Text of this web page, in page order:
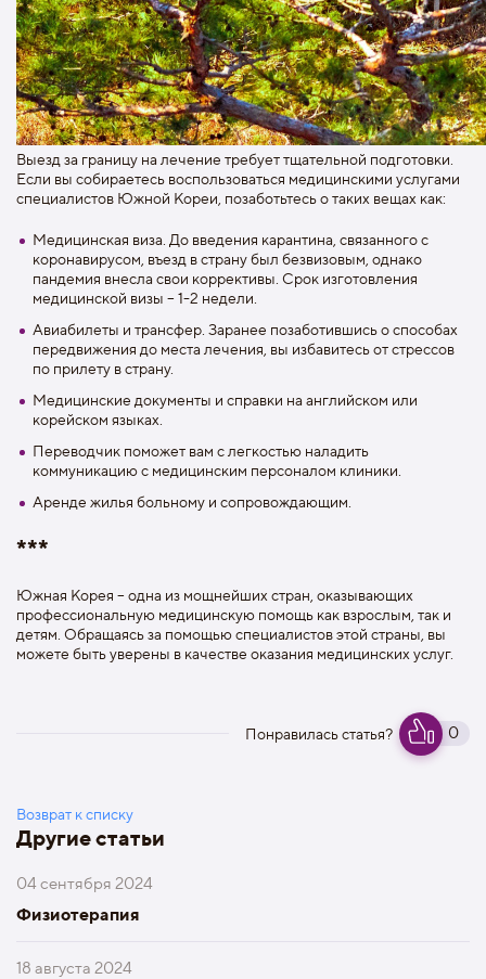
Выезд за границу на лечение требует тщательной подготовки.
Если вы собираетесь воспользоваться медицинскими услугами
специалистов Южной Кореи, позаботьтесь о таких вещах как:
Медицинская виза. До введения карантина, связанного с
коронавирусом, въезд в страну был безвизовым, однако
пандемия внесла свои коррективы. Срок изготовления
медицинской визы – 1-2 недели.
Авиабилеты и трансфер. Заранее позаботившись о способах
передвижения до места лечения, вы избавитесь от стрессов
по прилету в страну.
Медицинские документы и справки на английском или
корейском языках.
Переводчик поможет вам с легкостью наладить
коммуникацию с медицинским персоналом клиники.
Аренде жилья больному и сопровождающим.
***
Южная Корея – одна из мощнейших стран, оказывающих
профессиональную медицинскую помощь как взрослым, так и
детям. Обращаясь за помощью специалистов этой страны, вы
можете быть уверены в качестве оказания медицинских услуг.
Понравилась статья? 0
Возврат к списку
Другие статьи
04 сентября 2024
Физиотерапия
18 августа 2024